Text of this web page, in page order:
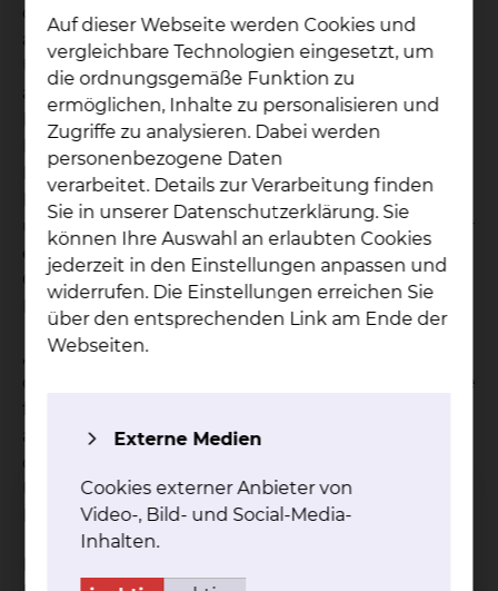
d‘Urologie mit der Félix Guyon Medaille
ausgezeichnet. Als Vorsitzender der World
Urological Foundation (WUOF) vertritt Hammerer
als Sprecher weltweit 22 uroonkologische
Fachgesellschaften. Der Braunschweiger
Mediziner ist seit 2003 Chefarzt im Städtischen
Klinikum und Experte auf dem Gebiet der
Diagnostik und Behandlung urologischer und
urookonkologischer Krebserkrankungen. Seit über
einem Jahrzehnt wird er regelmäßig im FOCUS-
Gesundheitsmagazin als Top-Mediziner und seine
Klinik als Top-Klinik gelistet.
„Ich bin unglaublich stolz, dass ich der Gewinner
der Félix Guyon Medaille bin. Es ist eine große Ehre
für Braunschweig, für das Klinikum und natürlich
auch für die Urologie hier in Braunschweig.“, sagte
der Chefarzt der Klinik für Urologie und
Uroonkologie am Klinikum Braunschweig, Prof. Dr.
Peter Hammerer.
Auf dieser Webseite werden Cookies und
vergleichbare Technologien eingesetzt, um
die ordnungsgemäße Funktion zu
ermöglichen, Inhalte zu personalisieren und
Zugriffe zu analysieren. Dabei werden
personenbezogene Daten
verarbeitet. Details zur Verarbeitung finden
Sie in unserer Datenschutzerklärung. Sie
können Ihre Auswahl an erlaubten Cookies
jederzeit in den Einstellungen anpassen und
widerrufen. Die Einstellungen erreichen Sie
über den entsprechenden Link am Ende der
Webseiten.
Externe Medien
Cookies externer Anbieter von
Video-, Bild- und Social-Media-
Inhalten.